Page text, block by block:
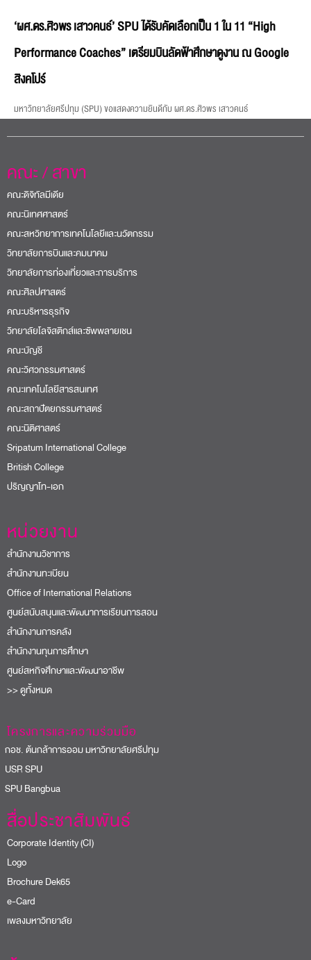
‘ผศ.ดร.ศิวพร เสาวคนธ์’ SPU ได้รับคัดเลือกเป็น 1 ใน 11 “High
Performance Coaches” เตรียมบินลัดฟ้าศึกษาดูงาน ณ Google
สิงคโปร์
มหาวิทยาลัยศรีปทุม (SPU) ขอแสดงความยินดีกับ ผศ.ดร.ศิวพร เสาวคนธ์
คณะ / สาขา
คณะดิจิทัลมีเดีย
คณะนิเทศศาสตร์
คณะสหวิทยาการเทคโนโลยีและนวัตกรรม
วิทยาลัยการบินและคมนาคม
วิทยาลัยการท่องเที่ยวและการบริการ
คณะศิลปศาสตร์
คณะบริหารธุรกิจ
วิทยาลัยโลจิสติกส์และซัพพลายเชน
คณะบัญชี
คณะวิศวกรรมศาสตร์
คณะเทคโนโลยีสารสนเทศ
คณะสถาปัตยกรรมศาสตร์
คณะนิติศาสตร์
Sripatum International College
British College
ปริญญาโท-เอก
หน่วยงาน
สำนักงานวิชาการ
สำนักงานทะเบียน
Office of International Relations
ศูนย์สนับสนุนและพัฒนาการเรียนการสอน
สำนักงานการคลัง
สำนักงานทุนการศึกษา
ศูนย์สหกิจศึกษาและพัฒนาอาชีพ
>> ดูทั้งหมด
โครงการและความร่วมมือ
ช. ต้นกล้าการออม มหาวิทยาลัยศรีปทุม
SPU
Bangbua
สื่อประชาสัมพันธ์
Corporate Identity (CI)
Logo
Brochure Dek65
e-Card
เพลงมหาวิทยาลัย